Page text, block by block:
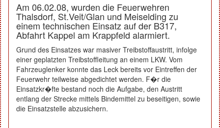
Am 06.02.08, wurden die Feuerwehren
Thalsdorf, St.Veit/Glan und Meiselding zu
einem technischen Einsatz auf der B317,
Abfahrt Kappel am Krappfeld alarmiert.
Grund des Einsatzes war masiver Treibstoffaustritt, infolge
einer geplatzten Treibstoffleitung an einem LKW. Vom
Fahrzeuglenker konnte das Leck bereits vor Eintreffen der
Feuerwehr teilweise abgedichtet werden. F�r die
Einsatzkr�fte bestand noch die Aufgabe, den Austritt
entlang der Strecke mittels Bindemittel zu beseitigen, sowie
die Einsatzstelle abzusichern.